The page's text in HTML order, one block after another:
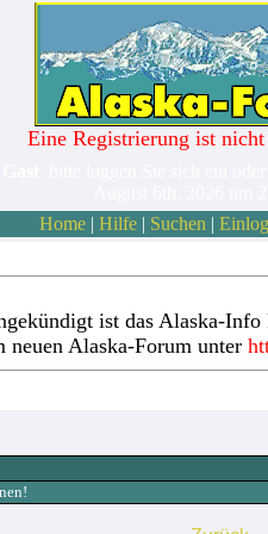
Eine Registrierung ist
Home| Hilfe| Suchen |
ist das Alaska-
Alaska-Forum unter